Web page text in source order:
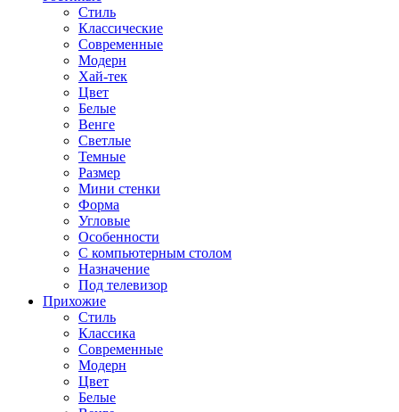
Стиль
Классические
Современные
Модерн
Хай-тек
Цвет
Белые
Венге
Светлые
Темные
Размер
Мини стенки
Форма
Угловые
Особенности
С компьютерным столом
Назначение
Под телевизор
Прихожие
Стиль
Классика
Современные
Модерн
Цвет
Белые